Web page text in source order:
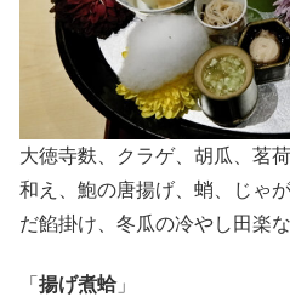
大徳寺麩、クラゲ、胡瓜、茗
和え、鮑の唐揚げ、蛸、じゃ
だ餡掛け、冬瓜の冷やし田楽な
「 揚げ煮蛤」